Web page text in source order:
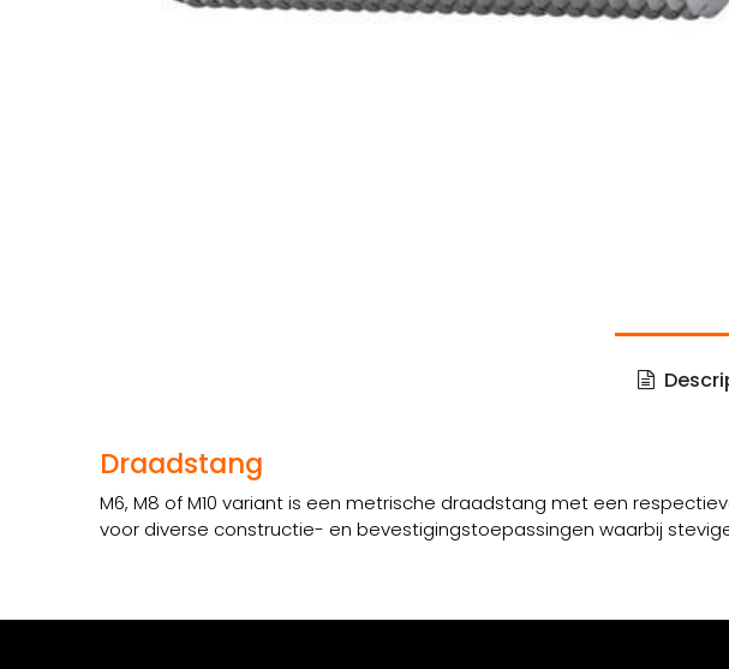
Draadstang
M6, M8 of M10 variant is een metrische draadstang met een
voor diverse constructie- en bevestigingstoepassingen waarbij